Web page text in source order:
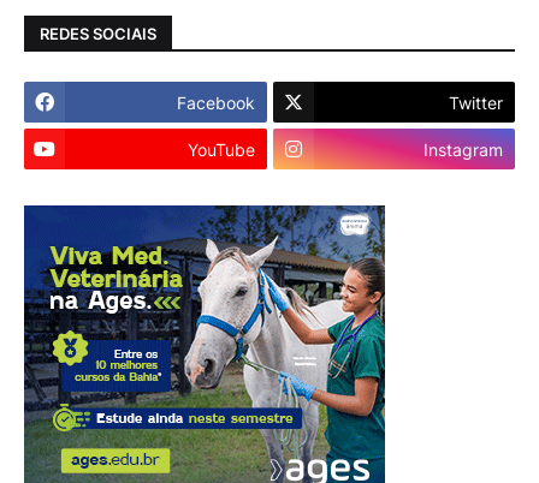
REDES SOCIAIS
Facebook Twitter
YouTube Instagram